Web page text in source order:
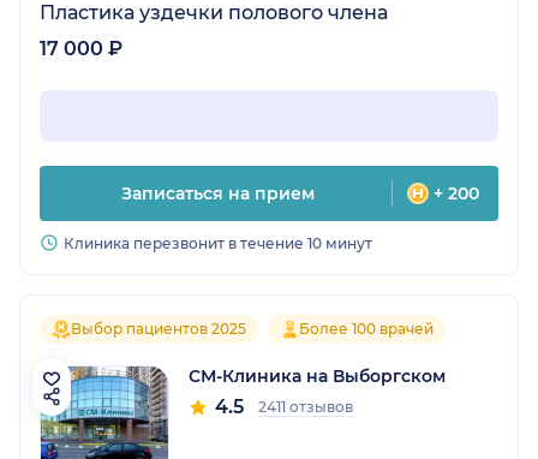
Пластика уздечки полового члена
17 000 ₽
Записаться на прием + 200
Клиника перезвонит в течение 10 минут
Выбор пациентов 2025 Более 100 врачей
СМ-Клиника на Выборгском
4.5 2411 отзывов